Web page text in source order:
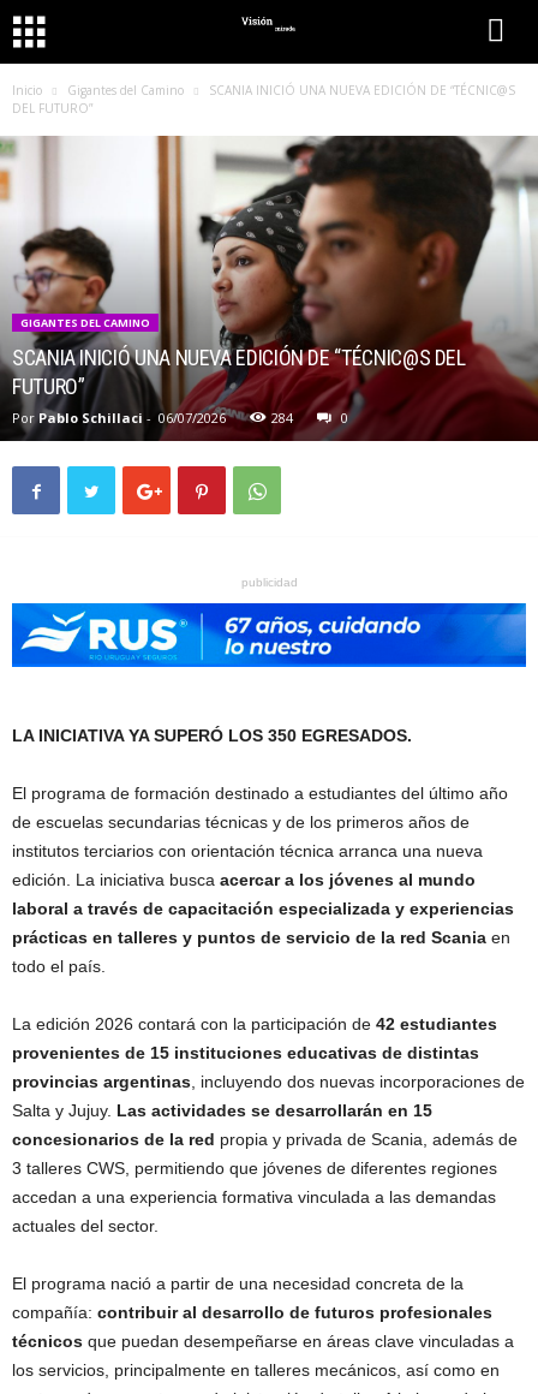
Inicio Gigantes del Camino
SCANIA INICIÓ UNA NUEVA EDICIÓN DE “TÉCNIC@S
DEL FUTURO”
GIGANTES DEL CAMINO
SCANIA INICIÓ UNA NUEVA EDICIÓN DE “TÉCNIC@S DEL
FUTURO”
Por Pablo Schillaci - 06/07/2026 284 0
publicidad
LA INICIATIVA YA SUPERÓ LOS 350 EGRESADOS.
El programa de formación destinado a estudiantes del último año
de escuelas secundarias técnicas y de los primeros años de
institutos terciarios con orientación técnica arranca una nueva
edición. La iniciativa busca acercar a los jóvenes al mundo
laboral a través de capacitación especializada y experiencias
prácticas en talleres y puntos de servicio de la red Scania en
todo el país.
La edición 2026 contará con la participación de 42 estudiantes
provenientes de 15 instituciones educativas de distintas
provincias argentinas, incluyendo dos nuevas incorporaciones de
Salta y Jujuy. Las actividades se desarrollarán en 15
concesionarios de la red propia y privada de Scania, además de
3 talleres CWS, permitiendo que jóvenes de diferentes regiones
accedan a una experiencia formativa vinculada a las demandas
actuales del sector.
El programa nació a partir de una necesidad concreta de la
compañía: contribuir al desarrollo de futuros profesionales
técnicos que puedan desempeñarse en áreas clave vinculadas a
los servicios, principalmente en talleres mecánicos, así como en